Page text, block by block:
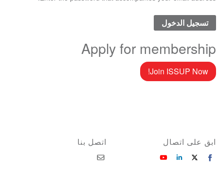
Apply for membership
Join ISSUP Now!
اتصل بنا ابق على اتصال